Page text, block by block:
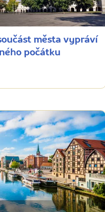
města vypráví
počátku